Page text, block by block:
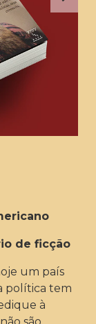
de ficção
um país
política tem
à